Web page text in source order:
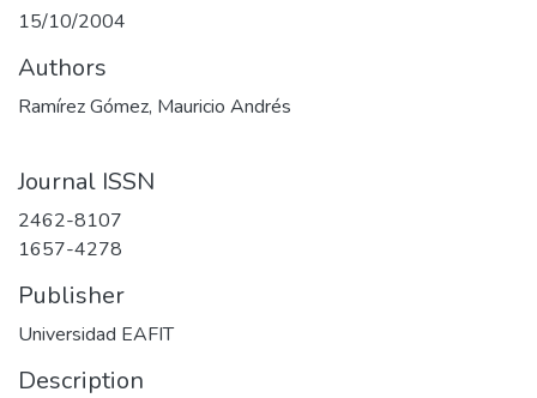
15/10/2004
Authors
Ramírez Gómez, Mauricio Andrés
Journal ISSN
2462-8107
1657-4278
Publisher
Universidad EAFIT
Description